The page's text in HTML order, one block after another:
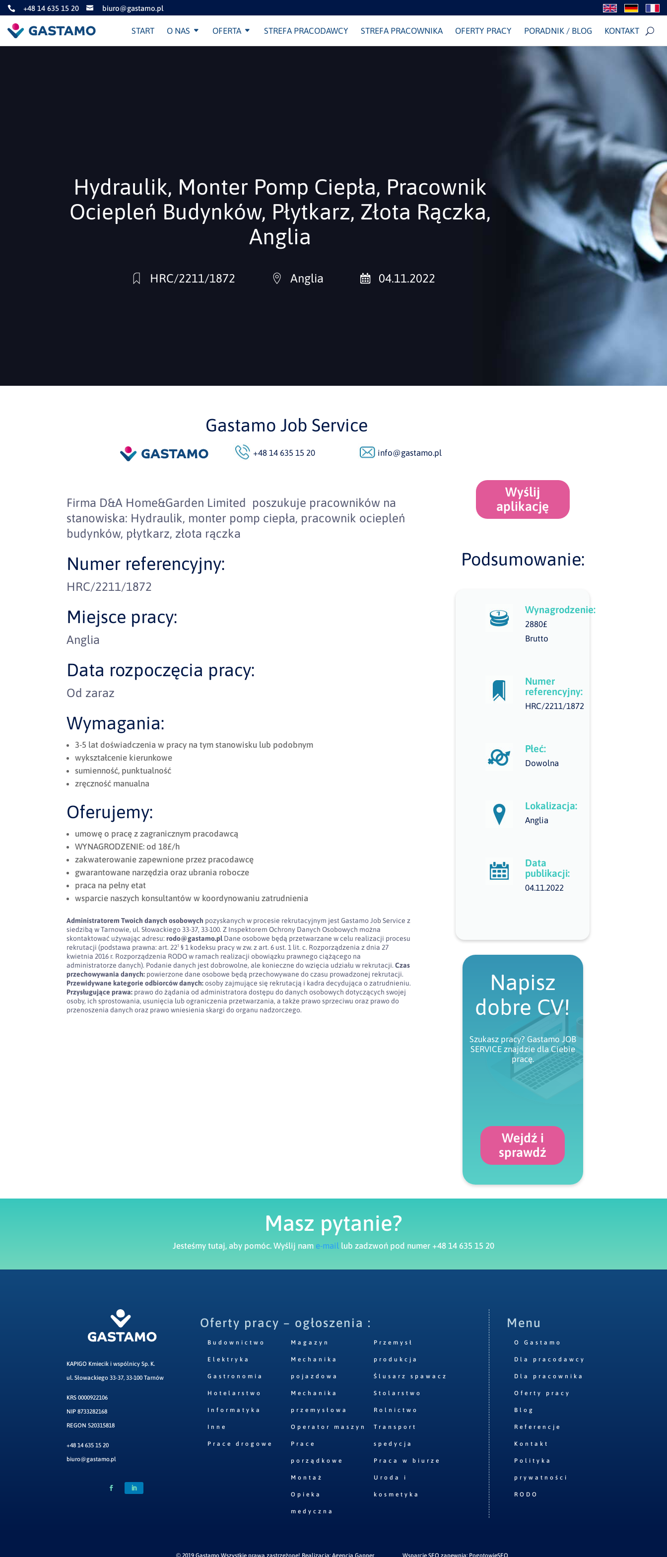
 +48 14 635 15 20  biuro@gastamo.pl
START O NAS OFERTA STREFA PRACODAWCY STREFA PRACOWNIKA OFERTY PRACY PORADNIK / BLOG KONTAKT
Hydraulik, Monter Pomp Ciepła, Pracownik
Ociepleń Budynków, Płytkarz, Złota Rączka,
Anglia
HRC/2211/1872 Anglia 04.11.2022
Gastamo Job Service
+48 14 635 15 20 info@gastamo.pl
Firma D&A Home&Garden Limited poszukuje pracowników na
stanowiska: Hydraulik, monter pomp ciepła, pracownik ociepleń
budynków, płytkarz, złota rączka
Numer referencyjny:
HRC/2211/1872
Miejsce pracy:
Anglia
Data rozpoczęcia pracy:
Od zaraz
Wymagania:
3-5 lat doświadczenia w pracy na tym stanowisku lub podobnym
wykształcenie kierunkowe
sumienność, punktualność
zręczność manualna
Oferujemy:
umowę o pracę z zagranicznym pracodawcą
WYNAGRODZENIE: od 18£/h
zakwaterowanie zapewnione przez pracodawcę
gwarantowane narzędzia oraz ubrania robocze
praca na pełny etat
wsparcie naszych konsultantów w koordynowaniu zatrudnienia
Administratorem Twoich danych osobowych pozyskanych w procesie rekrutacyjnym jest Gastamo Job Service z
siedzibą w Tarnowie, ul. Słowackiego 33-37, 33-100. Z Inspektorem Ochrony Danych Osobowych można
skontaktować używając adresu:rodo@gastamo.plDane osobowe będą przetwarzane w celu realizacji procesu
rekrutacji (podstawa prawna: art. 22¹ § 1 kodeksu pracy w zw. z art. 6 ust. 1 lit. c. Rozporządzenia z dnia 27
kwietnia 2016 r. Rozporządzenia RODO w ramach realizacji obowiązku prawnego ciążącego na
administratorze danych). Podanie danych jest dobrowolne, ale konieczne do wzięcia udziału w rekrutacji.Czas
przechowywania danych: powierzone dane osobowe będą przechowywane do czasu prowadzonej rekrutacji.
Przewidywane kategorie odbiorców danych:osoby zajmujące się rekrutacją i kadra decydująca o zatrudnieniu.
Przysługujące prawa: prawo do żądania od administratora dostępu do danych osobowych dotyczących swojej
osoby, ich sprostowania, usunięcia lub ograniczenia przetwarzania, a także prawo sprzeciwu oraz prawo do
przenoszenia danych oraz prawo wniesienia skargi do organu nadzorczego.
Wyślij
aplikację
Podsumowanie:
Wynagrodzenie:
2880£
Brutto
Numer
referencyjny:
HRC/2211/1872
Płeć:
Dowolna
Lokalizacja:
Anglia
Data
publikacji:
04.11.2022
Napisz
dobre CV!
Szukasz pracy? Gastamo JOB
SERVICE znajdzie dla Ciebie
pracę.
Wejdź i
sprawdź
Masz pytanie?
Jesteśmy tutaj, aby pomóc. Wyślij nam e-mail lub zadzwoń pod numer +48 14 635 15 20
KAPIGO Kmiecik i wspólnicy Sp. K.
ul. Słowackiego 33-37, 33-100 Tarnów
KRS 0000922106
NIP 8733282168
REGON 520315818
+48 14 635 15 20
biuro@gastamo.pl
Oferty pracy – ogłoszenia :
Budownictwo
Elektryka
Gastronomia
Hotelarstwo
Informatyka
Inne
Prace drogowe
Magazyn
Mechanika
pojazdowa
Mechanika
przemysłowa
Operator maszyn
Prace
porządkowe
Montaż
Opieka
medyczna
Przemysł
produkcja
Ślusarz spawacz
Stolarstwo
Rolnictwo
Transport
spedycja
Praca w biurze
Uroda i
kosmetyka
Menu
O Gastamo
Dla pracodawcy
Dla pracownika
Oferty pracy
Blog
Referencje
Kontakt
Polityka
prywatności
RODO
© 2019 Gastamo Wszystkie prawa zastrzeżone! Realizacja: Agencja Gapper Wsparcie SEO zapewnia: PogotowieSEO